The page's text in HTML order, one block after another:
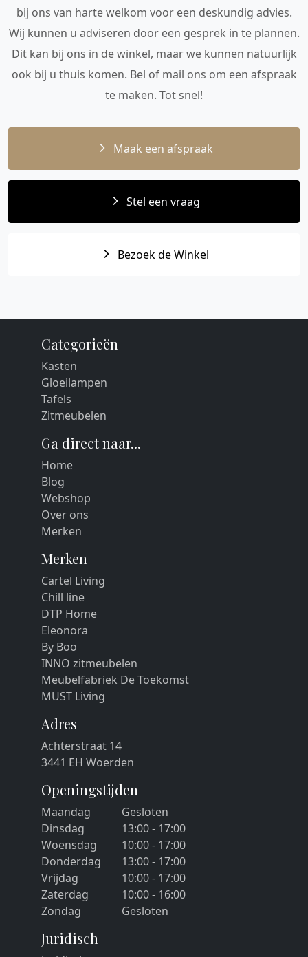
bij ons van harte welkom voor een deskundig advies.
Wij kunnen u adviseren door een gesprek in te plannen.
Dit kan bij ons in de winkel, maar we kunnen natuurlijk
ook bij u thuis komen. Bel of mail ons om een afspraak
te maken. Tot snel!
Maak een afspraak
Stel een vraag
Bezoek de Winkel
Categorieën
Kasten
Gloeilampen
Tafels
Zitmeubelen
Ga direct naar...
Home
Blog
Webshop
Over ons
Merken
Merken
Cartel Living
Chill line
DTP Home
Eleonora
By Boo
INNO zitmeubelen
Meubelfabriek De Toekomst
MUST Living
Adres
Achterstraat 14
3441 EH Woerden
Openingstijden
Maandag
Gesloten
Dinsdag
13:00 - 17:00
Woensdag
10:00 - 17:00
Donderdag
13:00 - 17:00
Vrijdag
10:00 - 17:00
Zaterdag
10:00 - 16:00
Zondag
Gesloten
Juridisch